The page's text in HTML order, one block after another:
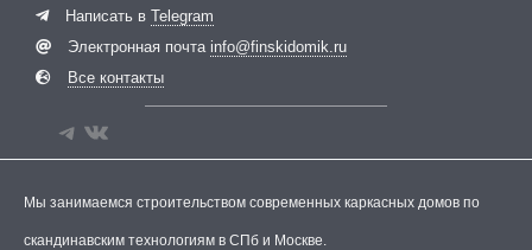
Написать в Telegram
Электронная почта info@finskidomik.ru
Все контакты
Мы занимаемся строительством современных каркасных домов по
скандинавским технологиям в СПб и Москве.